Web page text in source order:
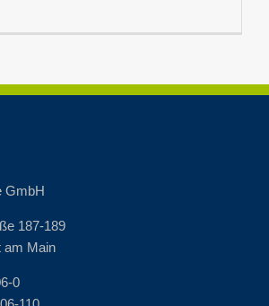
GmbH
187-189
am Main
0